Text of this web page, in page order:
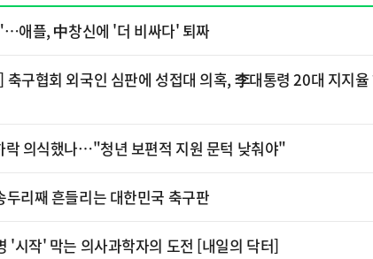
애플, 中창신에 '더 비싸다' 퇴짜
구협회 외국인 심판에 성접대 의혹, 李대통령 20대 지지
락 의식했나…"청년 보편적 지원 문턱 낮춰야"
리째 흔들리는 대한민국 축구판
작' 막는 의사과학자의 도전 [내일의 닥터]